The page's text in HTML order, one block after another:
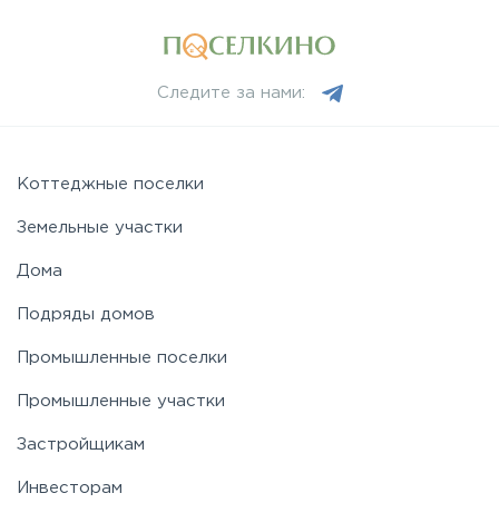
Симферопольское
Фряновское
Ярославское
Следите за нами:
Коттеджные поселки
Земельные участки
Дома
Подряды домов
Промышленные поселки
Промышленные участки
Застройщикам
Инвесторам